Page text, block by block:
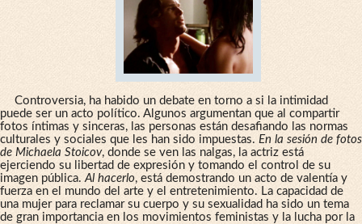
Controversia, ha habido un debate en torno a si la intimidad
puede ser un acto político. Algunos argumentan que al compartir
fotos íntimas y sinceras, las personas están desafiando las normas
culturales y sociales que les han sido impuestas. En la sesión de fotos
de Michaela Stoicov, donde se ven las nalgas, la actriz está
ejerciendo su libertad de expresión y tomando el control de su
imagen pública. Al hacerlo, está demostrando un acto de valentía y
fuerza en el mundo del arte y el entretenimiento. La capacidad de
una mujer para reclamar su cuerpo y su sexualidad ha sido un tema
de gran importancia en los movimientos feministas y la lucha por la